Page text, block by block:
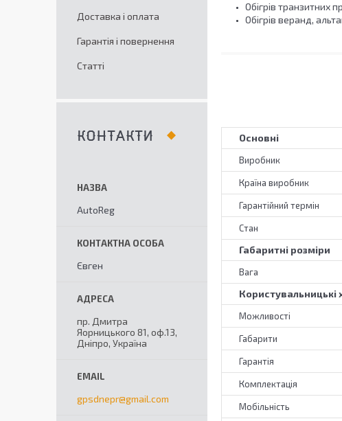
Обігрів транзитних
Обігрів веранд,
Основні
Виробник
Країна виробник
Гарантійний термін
Стан
Габаритні розміри
Вага
Користувальницькі
Можливості
Габарити
Гарантія
Комплектація
Мобільність
Доставка і оплата
Гарантія і повернення
Статті
КОНТАКТИ
AutoReg
Євген
пр. Дмитра
Яорницького 81, оф.13,
Дніпро, Україна
gpsdnepr@gmail.com